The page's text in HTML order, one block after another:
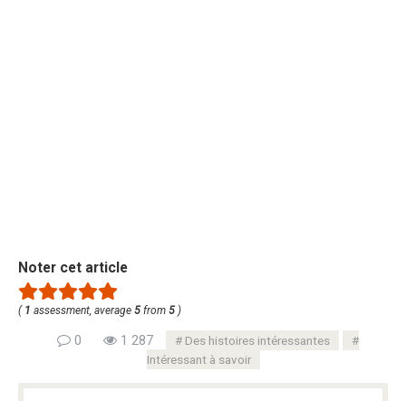
Noter cet article
( 1 assessment, average 5 from 5 )
0 1 287
Des histoires intéressantes
Intéressant à savoir